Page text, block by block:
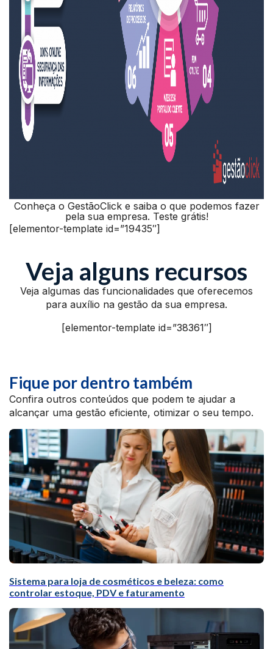
Conheça o GestãoClick e saiba o que podemos fazer
pela sua empresa. Teste grátis!
[elementor-template id=”19435″]
Veja alguns recursos
Veja algumas das funcionalidades que oferecemos
para auxílio na gestão da sua empresa.
[elementor-template id=”38361″]
Fique por dentro também
Confira outros conteúdos que podem te ajudar a
alcançar uma gestão eficiente, otimizar o seu tempo.
Sistema para loja de cosméticos e beleza: como
controlar estoque, PDV e faturamento